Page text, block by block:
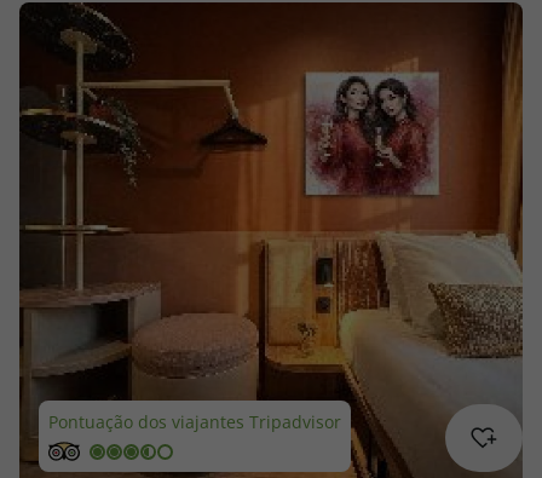
Disneyland ® Paris
Escapadinhas
Cruzeiros
Cheque Viagem
Rede de Lojas
Blog TopViagens
Pontuação dos viajantes Tripadvisor